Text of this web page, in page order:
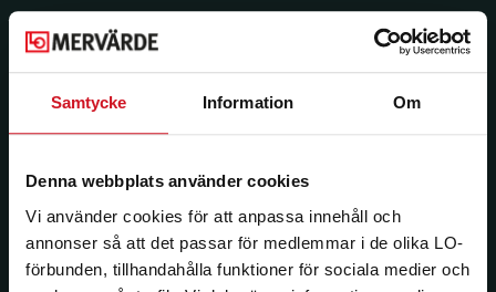
Samtycke Information Om
Denna webbplats använder cookies
Vi använder cookies för att anpassa innehåll och
annonser så att det passar för medlemmar i de olika LO-
förbunden, tillhandahålla funktioner för sociala medier och